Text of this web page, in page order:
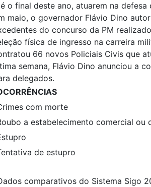
o final deste ano, atuarem na
maio, o governador Flávio Dino
do concurso da PM
física de ingresso na carreira
66 novos Policiais Civis que
semana, Flávio Dino anunciou a
delegados.
com morte
a estabelecimento comercial ou
de estupro
comparativos do Sistema Sigo